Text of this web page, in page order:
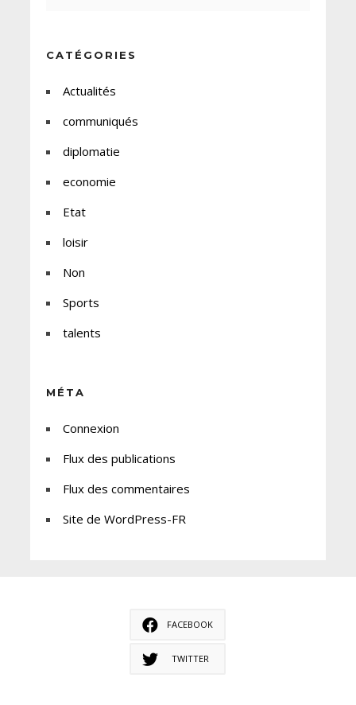
CATÉGORIES
Actualités
communiqués
diplomatie
economie
Etat
loisir
Non
Sports
talents
MÉTA
Connexion
Flux des publications
Flux des commentaires
Site de WordPress-FR
FACEBOOK
TWITTER